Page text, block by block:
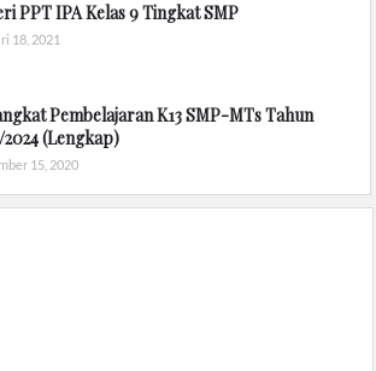
PPT IPA Kelas 9 Tingkat SMP
18, 2021
Pembelajaran K13 SMP-MTs Tahun
2024 (Lengkap)
15, 2020